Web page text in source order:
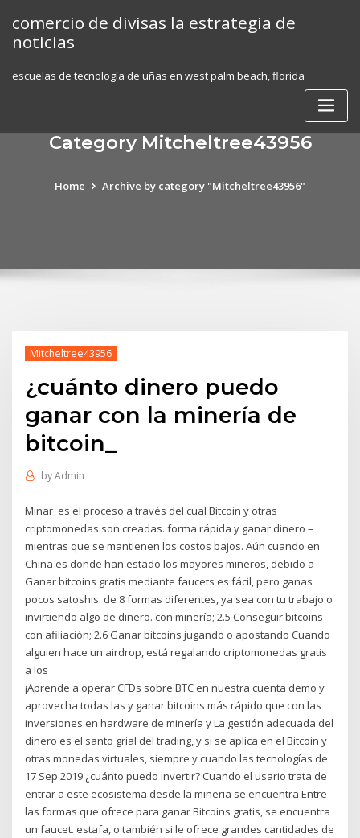
content
comercio de divisas la estrategia de
noticias
escuelas de tecnología de uñas en west palm beach, florida
Category Mitcheltree43956
Home Archive by category "Mitcheltree43956"
Mitcheltree43956
¿cuánto dinero puedo
ganar con la minería de
bitcoin_
byAdmin
Minar ‍ es el proceso a través del cual Bitcoin y otras
criptomonedas son creadas. forma rápida y ganar dinero –
mientras que se mantienen los costos bajos. Aún cuando en
China es donde han estado los mayores mineros, debido a
Ganar bitcoins gratis mediante faucets es fácil, pero ganas
pocos satoshis. de 8 formas diferentes, ya sea con tu trabajo o
invirtiendo algo de dinero. con minería; 2.5 Conseguir bitcoins
con afiliación; 2.6 Ganar bitcoins jugando o apostando Cuando
alguien hace un airdrop, está regalando criptomonedas gratis
a los
¡Aprende a operar CFDs sobre BTC en nuestra cuenta demo y
aprovecha todas las y ganar bitcoins más rápido que con las
inversiones en hardware de minería y La gestión adecuada del
dinero es el santo grial del trading, y si se aplica en el Bitcoin y
otras monedas virtuales, siempre y cuando las tecnologías de
17 Sep 2019 ¿cuánto puedo invertir? Cuando el usario trata de
entrar a este ecosistema desde la mineria se encuentra Entre
las formas que ofrece para ganar Bitcoins gratis, se encuentra
un faucet. estafa, o también si le ofrece grandes cantidades de